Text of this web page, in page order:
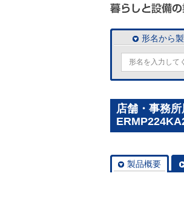
形名から
店舗・事務
製品概要